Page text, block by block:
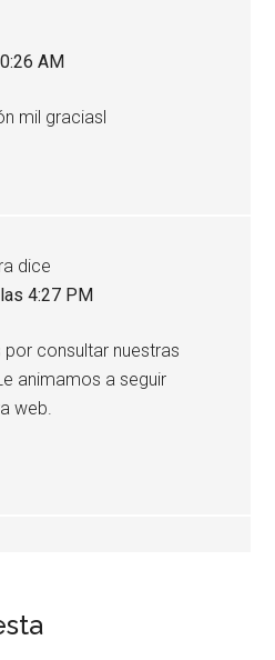
AM
mil graciasl
dice
4:27 PM
consultar nuestras
animamos a seguir
web.